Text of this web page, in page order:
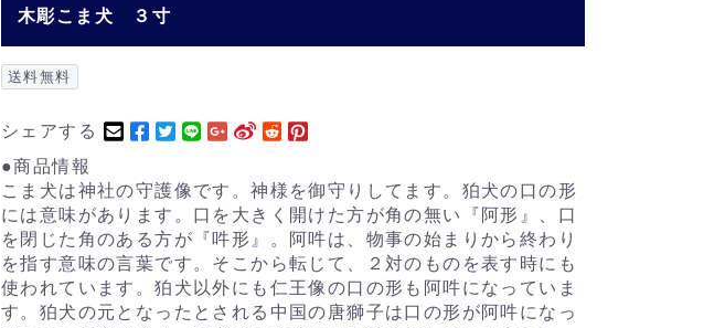
木彫こま犬 ３寸
送料無料
シェアする
●商品情報
こま犬は神社の守護像です。神様を御守りしてます。狛犬の口の形
には意味があります。口を大きく開けた方が角の無い『阿形』、口
を閉じた角のある方が『吽形』。阿吽は、物事の始まりから終わり
を指す意味の言葉です。そこから転じて、２対のものを表す時にも
使われています。狛犬以外にも仁王像の口の形も阿吽になっていま
す。狛犬の元となったとされる中国の唐獅子は口の形が阿吽になっ